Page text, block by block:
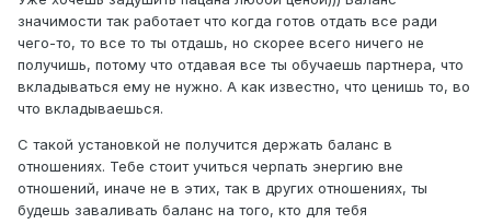
значимости так работает что когда готов отдать все ради
чего-то, то все то ты отдашь, но скорее всего ничего не
получишь, потому что отдавая все ты обучаешь партнера, что
вкладываться ему не нужно. А как известно, что ценишь то, во
что вкладываешься.
С такой установкой не получится держать баланс в
отношениях. Тебе стоит учиться черпать энергию вне
отношений, иначе не в этих, так в других отношениях, ты
будешь заваливать баланс на того, кто для тебя